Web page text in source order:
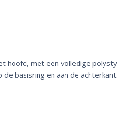
hoofd, met een volledige
basisring en aan de achterkant.